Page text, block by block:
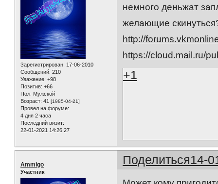
Зарегистрирован: 17-06-2010
Сообщений: 210
Уважение: +98
Позитив: +66
Пол: Мужской
Возраст: 41 [1985-04-21]
Провел на форуме:
4 дня 2 часа
Последний визит:
22-01-2021 14:26:27
немного деньжат
желающие
http://
https://cloud.mail.ru/
+1
Поделиться14-
Ammigo
Участник